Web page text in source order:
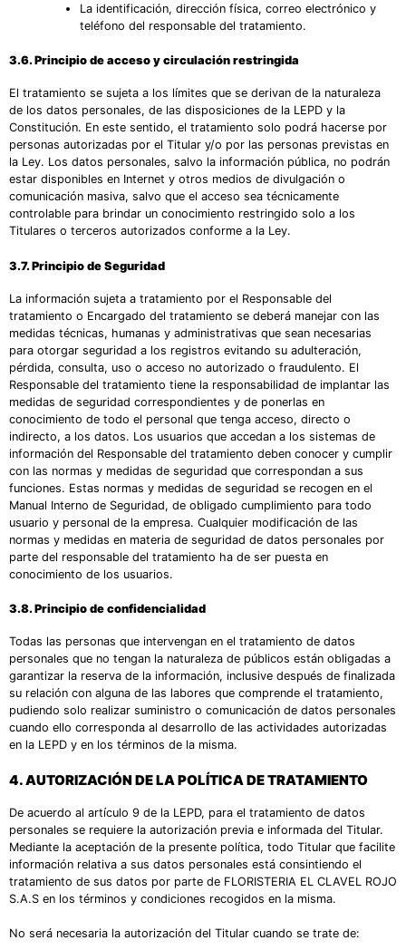
La identificación, dirección física, correo electrónico y
teléfono del responsable del tratamiento.
3.6. Principio de acceso y circulación restringida
El tratamiento se sujeta a los límites que se derivan de la naturaleza
de los datos personales, de las disposiciones de la LEPD y la
Constitución. En este sentido, el tratamiento solo podrá hacerse por
personas autorizadas por el Titular y/o por las personas previstas en
la Ley. Los datos personales, salvo la información pública, no podrán
estar disponibles en Internet y otros medios de divulgación o
comunicación masiva, salvo que el acceso sea técnicamente
controlable para brindar un conocimiento restringido solo a los
Titulares o terceros autorizados conforme a la Ley.
3.7. Principio de Seguridad
La información sujeta a tratamiento por el Responsable del
tratamiento o Encargado del tratamiento se deberá manejar con las
medidas técnicas, humanas y administrativas que sean necesarias
para otorgar seguridad a los registros evitando su adulteración,
pérdida, consulta, uso o acceso no autorizado o fraudulento. El
Responsable del tratamiento tiene la responsabilidad de implantar las
medidas de seguridad correspondientes y de ponerlas en
conocimiento de todo el personal que tenga acceso, directo o
indirecto, a los datos. Los usuarios que accedan a los sistemas de
información del Responsable del tratamiento deben conocer y cumplir
con las normas y medidas de seguridad que correspondan a sus
funciones. Estas normas y medidas de seguridad se recogen en el
Manual Interno de Seguridad, de obligado cumplimiento para todo
usuario y personal de la empresa. Cualquier modificación de las
normas y medidas en materia de seguridad de datos personales por
parte del responsable del tratamiento ha de ser puesta en
conocimiento de los usuarios.
3.8. Principio de confidencialidad
Todas las personas que intervengan en el tratamiento de datos
personales que no tengan la naturaleza de públicos están obligadas a
garantizar la reserva de la información, inclusive después de finalizada
su relación con alguna de las labores que comprende el tratamiento,
pudiendo solo realizar suministro o comunicación de datos personales
cuando ello corresponda al desarrollo de las actividades autorizadas
en la LEPD y en los términos de la misma.
4.AUTORIZACIÓN DE LA POLÍTICA DE TRATAMIENTO
De acuerdo al artículo 9 de la LEPD, para el tratamiento de datos
personales se requiere la autorización previa e informada del Titular.
Mediante la aceptación de la presente política, todo Titular que facilite
información relativa a sus datos personales está consintiendo el
tratamiento de sus datos por parte de FLORISTERIA EL CLAVEL ROJO
S.A.S en los términos y condiciones recogidos en la misma.
No será necesaria la autorización del Titular cuando se trate de: